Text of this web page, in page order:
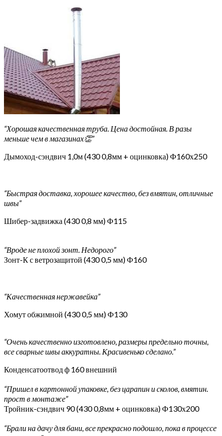
“Хорошая качественная труба. Цена достойная. В разы
меньше чем в магазинах👏”
Дымоход-сэндвич 1,0м (430 0,8мм + оцинковка) Ф160х250
“Быстрая доставка, хорошее качество, без вмятин, отличные
швы”
Шибер-задвижка (430 0,8 мм) Ф115
“Вроде не плохой зонт. Недорого”
Зонт-К с ветрозащитой (430 0,5 мм) Ф160
“Качественная нержавейка”
Хомут обжимной (430 0,5 мм) Ф130
“Очень качественно изготовлено, размеры предельно точны,
все сварные швы аккуратны. Красивенько сделано.”
Конденсатоотвод ф 160 внешний
“Пришел в картонной упаковке, без царапин и сколов, вмятин.
прост в монтаже”
Тройник-сэндвич 90 (430 0,8мм + оцинковка) Ф130х200
“Брали на дачу для бани, все прекрасно подошло, пока в процессе